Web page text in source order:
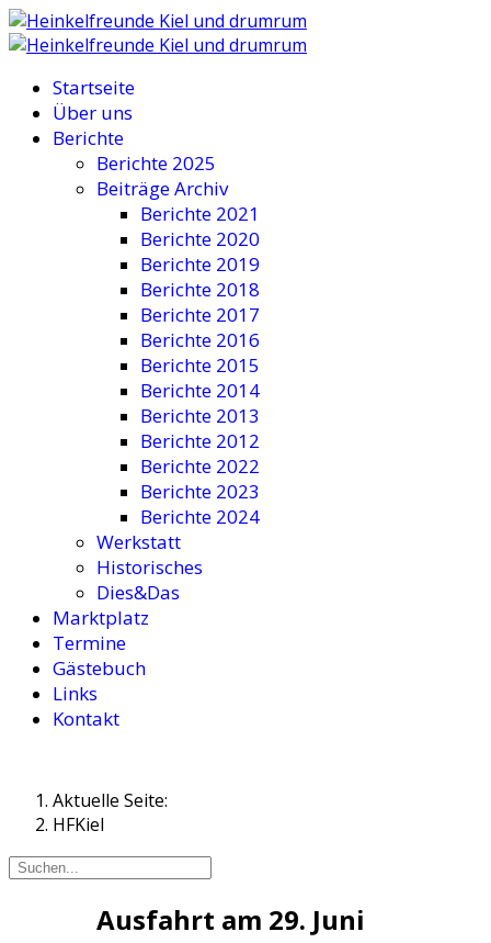
Startseite
Über uns
Berichte
Berichte 2025
Beiträge Archiv
Berichte 2021
Berichte 2020
Berichte 2019
Berichte 2018
Berichte 2017
Berichte 2016
Berichte 2015
Berichte 2014
Berichte 2013
Berichte 2012
Berichte 2022
Berichte 2023
Berichte 2024
Werkstatt
Historisches
Dies&Das
Marktplatz
Termine
Gästebuch
Links
Kontakt
Aktuelle Seite:
HFKiel
Ausfahrt am 29. Juni